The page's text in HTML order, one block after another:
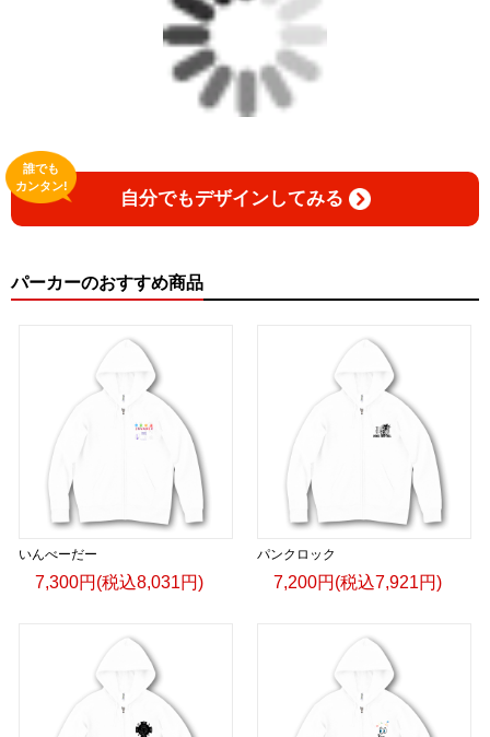
自分でもデザインしてみる
誰でも
カンタン!
パーカーのおすすめ商品
いんべーだー
7,300円(税込8,031円)
パンクロック
7,200円(税込7,921円)